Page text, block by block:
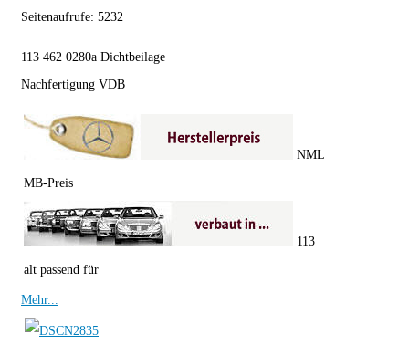
Seitenaufrufe: 5232
113 462 0280a Dichtbeilage
Nachfertigung VDB
MB-Preis
NML
alt passend für
113
Mehr...